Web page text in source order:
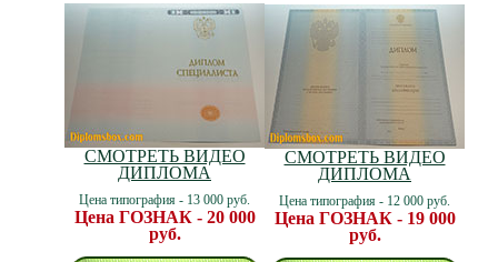
СМОТРЕТЬ ВИДЕО
ДИПЛОМА
Цена типография - 13 000 руб.
Цена ГОЗНАК - 20 000
руб.
СМОТРЕТЬ ВИДЕО
ДИПЛОМА
Цена типография - 12 000 руб.
Цена ГОЗНАК - 19 000
руб.